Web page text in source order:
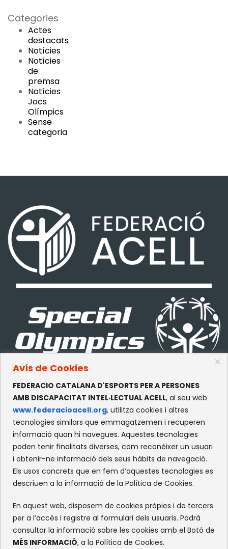
Avís de Cookies
FEDERACIO CATALANA D'ESPORTS PER A PERSONES
AMB DISCAPACITAT INTEL·LECTUAL ACELL, al seu web
www.federacioacell.org, utilitza cookies i altres
tecnologies similars que emmagatzemen i recuperen
informació quan hi navegues. Aquestes tecnologies
poden tenir finalitats diverses, com reconèixer un usuari
i obtenir-ne informació dels seus hàbits de navegació.
Els usos concrets que en fem d’aquestes tecnologies es
descriuen a la informació de la Política de Cookies.
En aquest web, disposem de cookies pròpies i de tercers
per a l’accés i registre al formulari dels usuaris. Podrà
consultar la informació sobre les cookies amb el Botó de
MÉS INFORMACIÓ, a la Política de Cookies.
Categories
Actes
destacats
Notícies
Notícies
de
premsa
Notícies
Jocs
Olímpics
Sense
categoria
CONTACTE
c/Olympe de Gouges, S/N
Recinte Mundet
08035 -Barcelona
XARXES SOCIALS